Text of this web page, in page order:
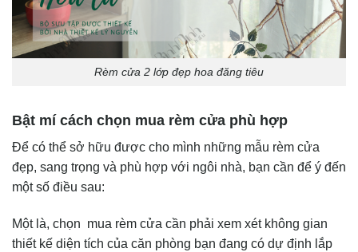
Rèm cửa 2 lớp đẹp hoa đăng tiêu
Bật mí cách chọn mua rèm cửa phù hợp
Để có thể sở hữu được cho mình những mẫu rèm cửa
đẹp, sang trọng và phù hợp với ngôi nhà, bạn cần để ý đến
một số điều sau:
Một là, chọn mua rèm cửa cần phải xem xét không gian
thiết kế diện tích của căn phòng bạn đang có dự định lắp